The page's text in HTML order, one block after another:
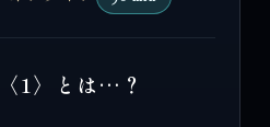
1〉とは…？